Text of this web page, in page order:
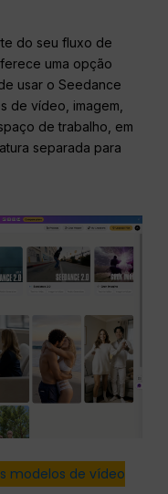
do seu fluxo de
uma opção
usar o Seedance
de vídeo, imagem,
de trabalho, em
separada para
modelos de vídeo